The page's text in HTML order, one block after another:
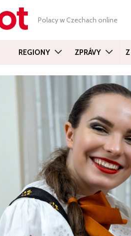
Polacy w Czechach online
REGIONY ZPRÁVY